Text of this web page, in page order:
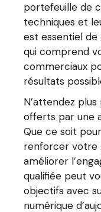
portefeuille de
techniques et
est essentiel
qui comprend
commerciaux
résultats
N’attendez
offerts par une
Que ce soit
renforcer votre
améliorer
qualifiée peut
objectifs avec
numérique